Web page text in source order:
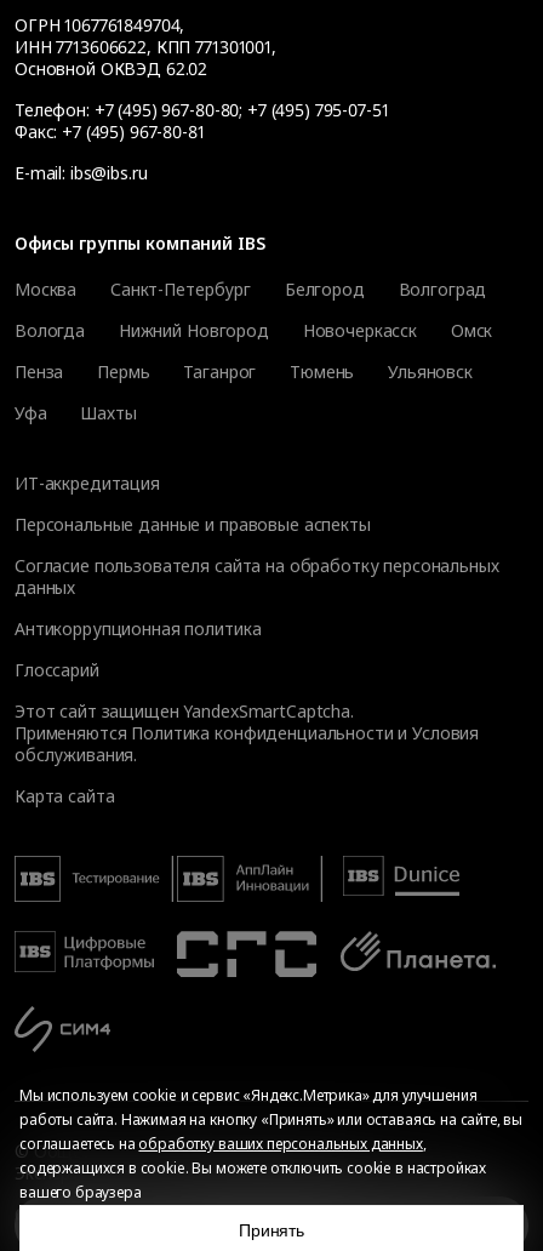
ОГРН 1067761849704,
ИНН 7713606622, КПП 771301001,
Основной ОКВЭД 62.02
Телефон: +7 (495) 967-80-80; +7 (495) 795-07-51
Факс: +7 (495) 967-80-81
E-mail: ibs@ibs.ru
Офисы группы компаний IBS
Москва
Санкт-Петербург Белгород
Волгоград
Вологда
Нижний Новгород Новочеркасск
Омск
Пенза
Пермь Таганрог Тюмень
Ульяновск
Уфа
Шахты
ИТ-аккредитация
Персональные данные и правовые аспекты
Согласие пользователя сайта на обработку персональных
данных
Антикоррупционная политика
Глоссарий
Этот сайт защищен YandexSmartCaptcha.
Применяются Политика конфиденциальности иУсловия
обслуживания.
Карта сайта
© Общество с ограниченной ответственностью «ИБС
Экспертиза», 2026. Все права защищены
Сопровождение сайта
Мы используем cookie и сервис «Яндекс.Метрика» для улучшения
работы сайта. Нажимая на кнопку «Принять» или оставаясь на сайте, вы
соглашаетесь наобработку ваших персональных данных,
содержащихся в cookie. Вы можете отключить cookie в настройках
вашего браузера
Принять